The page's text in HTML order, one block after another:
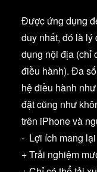
Được ứng dụng
duy nhất, đó là
dụng nội địa (chỉ
điều hành). Đa
hệ điều hành
đặt cũng như
trên iPhone và
- Lợi ích mang lại
+ Trải nghiệm